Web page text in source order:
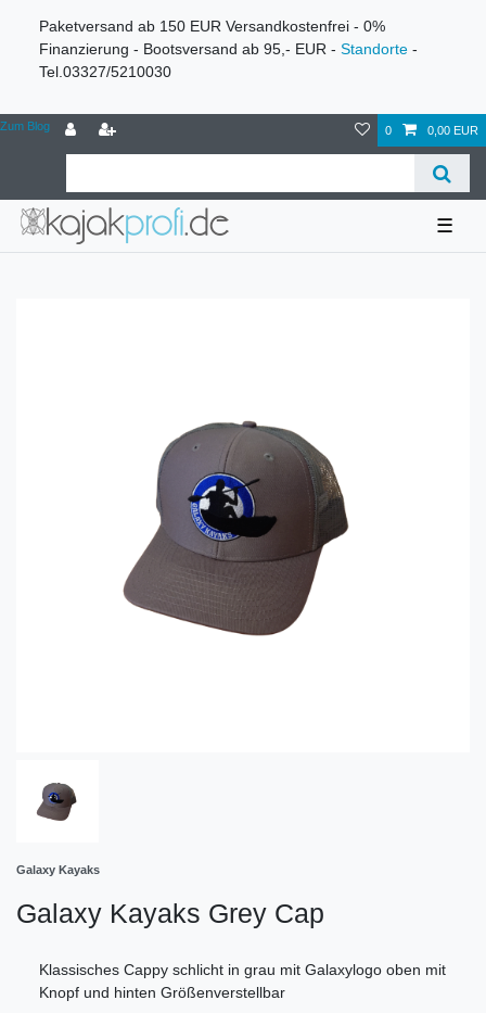
Paketversand ab 150 EUR Versandkostenfrei - 0%
Finanzierung - Bootsversand ab 95,- EUR - Standorte -
Tel.03327/5210030
Zum Blog 0 0,00 EUR
☰
Galaxy Kayaks
Galaxy Kayaks Grey Cap
Klassisches Cappy schlicht in grau mit Galaxylogo oben mit
Knopf und hinten Größenverstellbar